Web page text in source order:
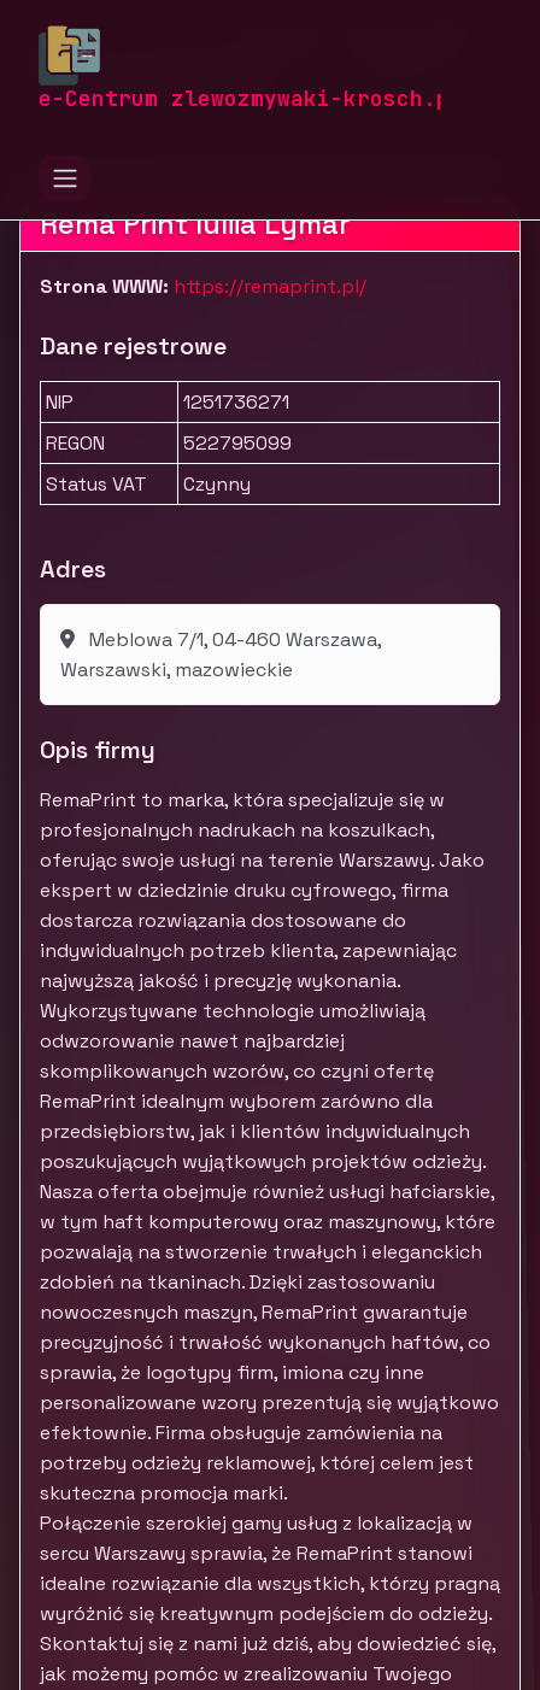
e-Centrum zlewozmywaki-krosch.pl
zlewozmywaki-krosch.pl
Marketing, reklama i PR
RemaPrint - Nadruki na koszulkach Warszawa
Rema Print Iuliia Lymar
Strona WWW: https://remaprint.pl/
Dane rejestrowe
NIP
1251736271
REGON
522795099
Status VAT
Czynny
Adres
Meblowa 7/1, 04-460 Warszawa,
Warszawski, mazowieckie
Opis firmy
RemaPrint to marka, która specjalizuje się w
profesjonalnych nadrukach na koszulkach,
oferując swoje usługi na terenie Warszawy. Jako
ekspert w dziedzinie druku cyfrowego, firma
dostarcza rozwiązania dostosowane do
indywidualnych potrzeb klienta, zapewniając
najwyższą jakość i precyzję wykonania.
Wykorzystywane technologie umożliwiają
odwzorowanie nawet najbardziej
skomplikowanych wzorów, co czyni ofertę
RemaPrint idealnym wyborem zarówno dla
przedsiębiorstw, jak i klientów indywidualnych
poszukujących wyjątkowych projektów odzieży.
Nasza oferta obejmuje również usługi hafciarskie,
w tym haft komputerowy oraz maszynowy, które
pozwalają na stworzenie trwałych i eleganckich
zdobień na tkaninach. Dzięki zastosowaniu
nowoczesnych maszyn, RemaPrint gwarantuje
precyzyjność i trwałość wykonanych haftów, co
sprawia, że logotypy firm, imiona czy inne
personalizowane wzory prezentują się wyjątkowo
efektownie. Firma obsługuje zamówienia na
potrzeby odzieży reklamowej, której celem jest
skuteczna promocja marki.
Połączenie szerokiej gamy usług z lokalizacją w
sercu Warszawy sprawia, że RemaPrint stanowi
idealne rozwiązanie dla wszystkich, którzy pragną
wyróżnić się kreatywnym podejściem do odzieży.
Skontaktuj się z nami już dziś, aby dowiedzieć się,
jak możemy pomóc w zrealizowaniu Twojego